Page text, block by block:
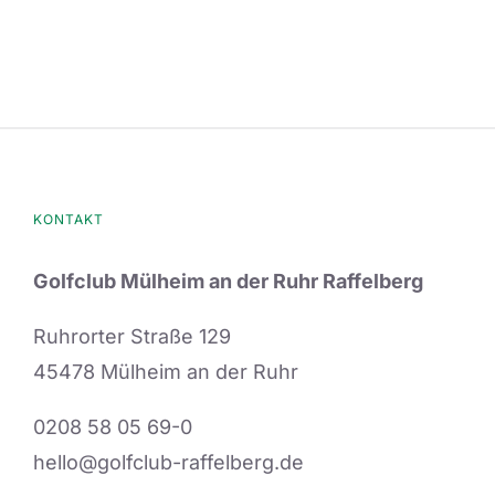
KONTAKT
Golfclub Mülheim an der Ruhr Raffelberg
Ruhrorter Straße 129
45478 Mülheim an der Ruhr
0208 58 05 69-0
hello@golfclub-raffelberg.de